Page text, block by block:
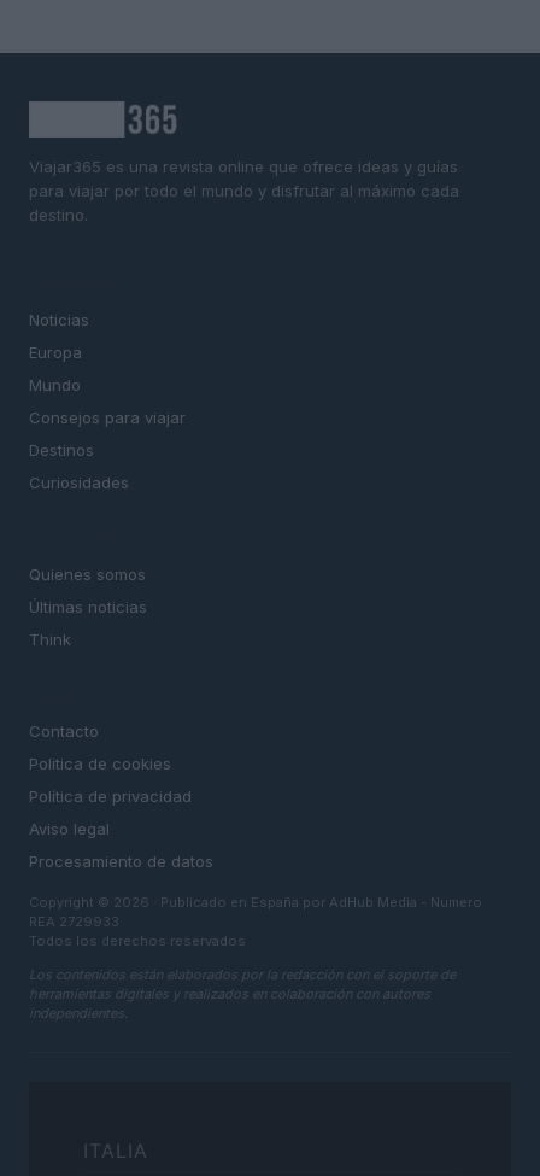
Viajar365 es una revista online que ofrece ideas y guías
para viajar por todo el mundo y disfrutar al máximo cada
destino.
Noticias
Europa
Mundo
Consejos para viajar
Destinos
Curiosidades
Quienes somos
Últimas noticias
Think
Contacto
Politica de cookies
Política de privacidad
Aviso legal
Procesamiento de datos
Copyright © 2026 · Publicado en España por AdHub Media - Numero
REA 2729933
Todos los derechos reservados
Los contenidos están elaborados por la redacción con el soporte de
herramientas digitales y realizados en colaboración con autores
independientes.
ITALIA